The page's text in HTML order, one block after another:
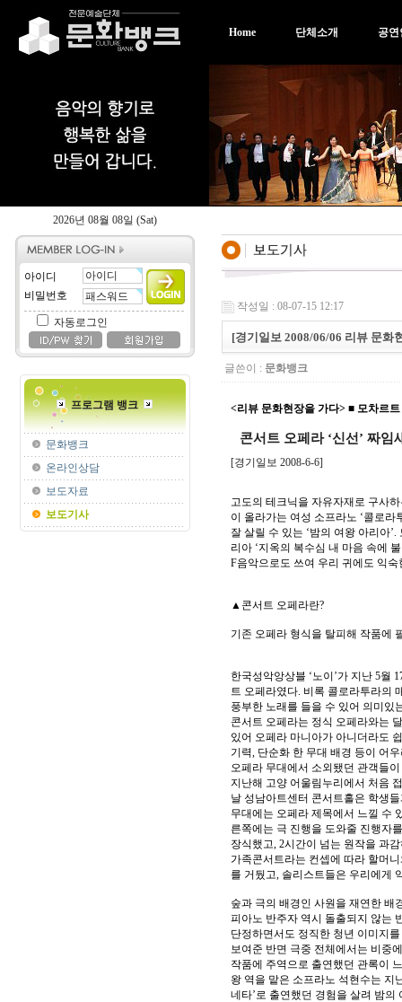
Home 단체소개 공연
2026년 08월 08일 (Sat)
아이디
비밀번호
자동로그인
프로그램 뱅크
문화뱅크
온라인상담
보도자료
보도기사
작성일 : 08-07-15 12:17
[경기일보 2008/06/06 리뷰 문화
글쓴이 : 문화뱅크
<리뷰 문화현장을 가다> ■ 모차르트
콘서트 오페라 ‘신선’ 짜
[경기일보 2008-6-6]
고도의 테크닉을 자유자재로 구사
이 올라가는 여성 소프라노 ‘콜로
잘 살릴 수 있는 ‘밤의 여왕 아리아’.
리아 ‘지옥의 복수심 내 마음 속에
F음악으로도 쓰여 우리 귀에도 익
▲콘서트 오페라란?
기존 오페라 형식을 탈피해 작품에
한국성악앙상블 ‘노이’가 지난 5월
트 오페라였다. 비록 콜로라투라의
풍부한 노래를 들을 수 있어 의미있
콘서트 오페라는 정식 오페라와는
있어 오페라 마니아가 아니더라도
기력, 단순화 한 무대 배경 등이 어
오페라 무대에서 소외됐던 관객들
지난해 고양 어울림누리에서 처음
날 성남아트센터 콘서트홀은 학생
무대에는 오페라 제목에서 느낄 수
른쪽에는 극 진행을 도와줄 진행자
장식했고, 2시간이 넘는 원작을 과
가족콘서트라는 컨셉에 따라 할머
를 거뒀고, 솔리스트들은 우리에게
숲과 극의 배경인 사원을 재연한 배
피아노 반주자 역시 돌출되지 않는
단정하면서도 정직한 청년 이미지
보여준 반면 극중 전체에서는 비중
작품에 주역으로 출연했던 관록이
왕 역을 맡은 소프라노 석현수는 지
네타’로 출연했던 경험을 살려 밤의